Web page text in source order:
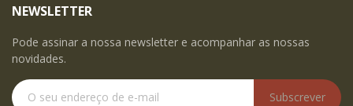
NEWSLETTER
Pode assinar a nossa newsletter e acompanhar as nossas
novidades.
Subscrever